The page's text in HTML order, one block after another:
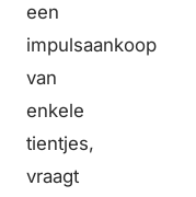
een
impulsaankoop
van
enkele
tientjes,
vraagt